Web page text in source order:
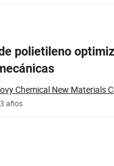
polietileno
Chemical New Materials
3 años